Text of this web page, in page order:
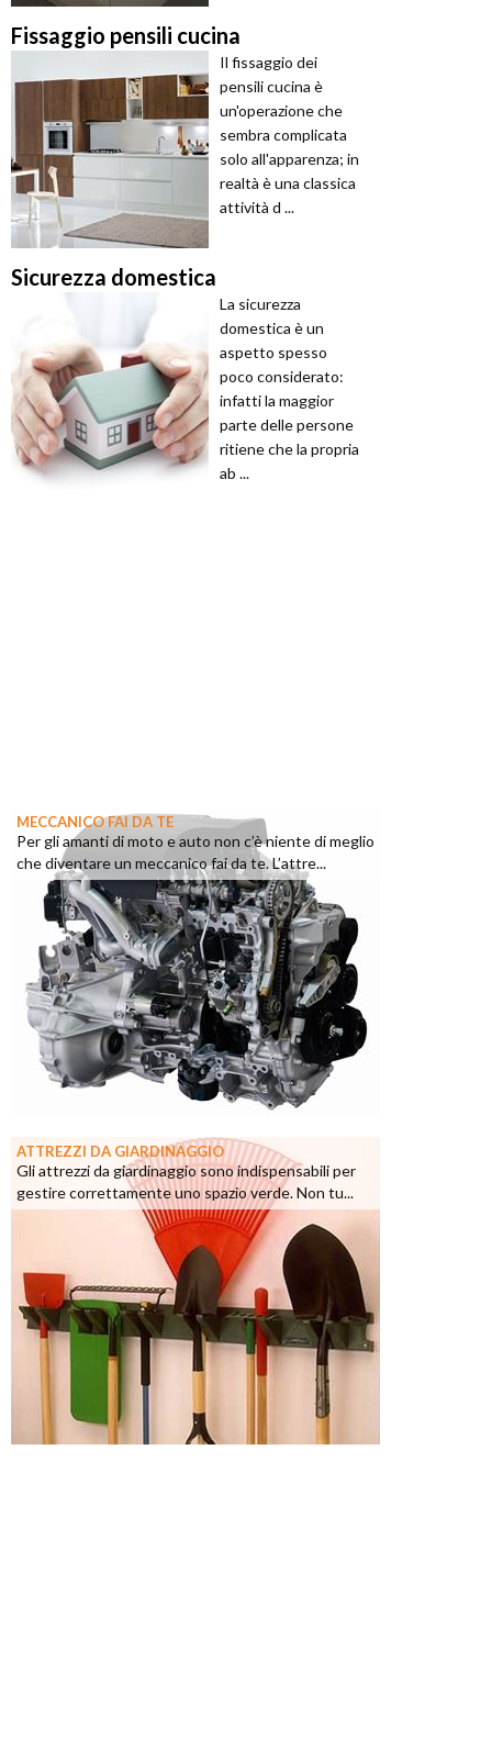
Fissaggio pensili cucina
Il fissaggio dei
pensili cucina è
un'operazione che
sembra complicata
solo all'apparenza; in
realtà è una classica
attività d ...
Sicurezza domestica
La sicurezza
domestica è un
aspetto spesso
poco considerato:
infatti la maggior
parte delle persone
ritiene che la propria
ab ...
MECCANICO FAI DA TE
Per gli amanti di moto e auto non c’è niente di meglio
che diventare un meccanico fai da te. L’attre...
ATTREZZI DA GIARDINAGGIO
Gli attrezzi da giardinaggio sono indispensabili per
gestire correttamente uno spazio verde. Non tu...